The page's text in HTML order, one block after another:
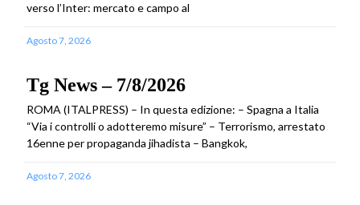
verso l’Inter: mercato e campo al
Agosto 7, 2026
Tg News – 7/8/2026
ROMA (ITALPRESS) – In questa edizione: – Spagna a Italia
“Via i controlli o adotteremo misure” – Terrorismo, arrestato
16enne per propaganda jihadista – Bangkok,
Agosto 7, 2026